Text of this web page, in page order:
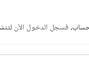
فسجل الدخول الآن